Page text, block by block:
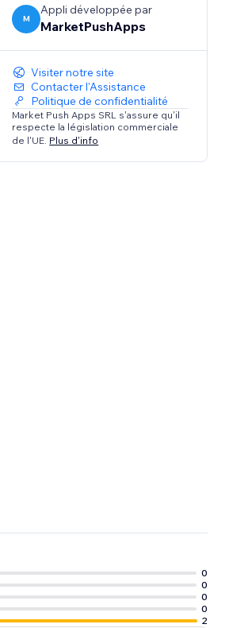
M
Appli développée par
MarketPushApps
Visiter notre site
Contacter l'Assistance
Politique de confidentialité
Market Push Apps SRL s'assure qu'il
respecte la législation commerciale
de l'UE. Plus d'info
0
0
0
0
2